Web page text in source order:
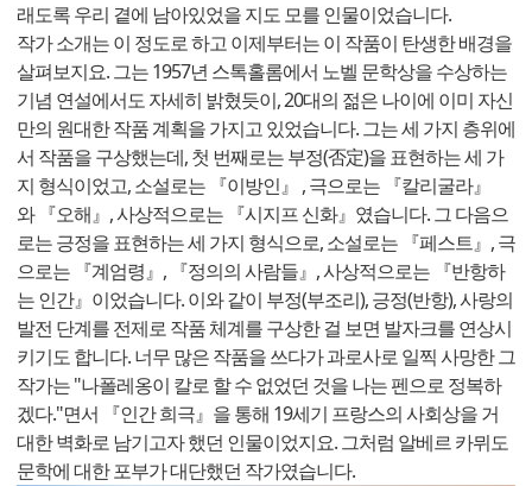
래도록 우리 곁에 남아있었을 지도 모를 인물이었습니다.
작가 소개는 이 정도로 하고 이제부터는 이 작품이 탄생한 배경을
살펴보지요. 그는 1957년 스톡홀롬에서 노벨 문학상을 수상하는
기념 연설에서도 자세히 밝혔듯이, 20대의 젊은 나이에 이미 자신
만의 원대한 작품 계획을 가지고 있었습니다. 그는 세 가지 층위에
서 작품을 구상했는데, 첫 번째로는 부정(否定)을 표현하는 세 가
지 형식이었고, 소설로는 『이방인』 , 극으로는 『칼리굴라』
와 『오해』, 사상적으로는 『시지프 신화』였습니다. 그 다음으
로는 긍정을 표현하는 세 가지 형식으로, 소설로는 『페스트』, 극
으로는 『계엄령』, 『정의의 사람들』, 사상적으로는 『반항하
는 인간』이었습니다. 이와 같이 부정(부조리), 긍정(반항), 사랑의
발전 단계를 전제로 작품 체계를 구상한 걸 보면 발자크를 연상시
키기도 합니다. 너무 많은 작품을 쓰다가 과로사로 일찍 사망한 그
작가는 "나폴레옹이 칼로 할 수 없었던 것을 나는 펜으로 정복하
겠다."면서 『인간 희극』을 통해 19세기 프랑스의 사회상을 거
대한 벽화로 남기고자 했던 인물이었지요. 그처럼 알베르 카뮈도
문학에 대한 포부가 대단했던 작가였습니다.